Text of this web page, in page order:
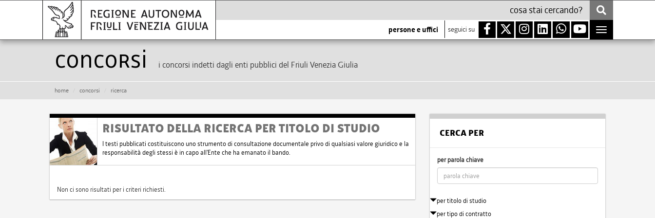
persone e uffici seguici su
Toggle
navigation
Concorsi i concorsi indetti dagli enti pubblici del Friuli Venezia Giulia
home concorsi ricerca
RISULTATO DELLA RICERCA PER TITOLO DI STUDIO
I testi pubblicati costituiscono uno strumento di consultazione documentale privo di qualsiasi valore giuridico e la
responsabilità degli stessi è in capo all'Ente che ha emanato il bando.
Non ci sono risultati per i criteri richiesti.
CERCA PER
per parola chiave
per titolo di studio
per tipo di contratto